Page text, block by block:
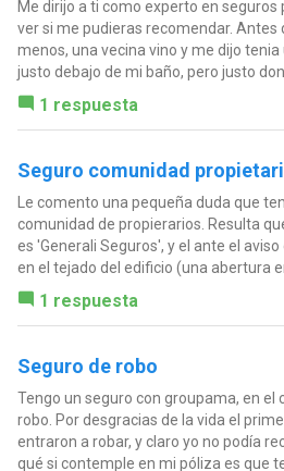
Me dirijo a ti como experto en
ver si me pudieras recomendar. Antes
menos, una vecina vino y me dijo
justo debajo de mi baño, pero justo
1 respuesta
Seguro comunidad
Le comento una pequeña duda que
comunidad de propierarios. Resulta
es 'Generali Seguros', y el ante el
en el tejado del edificio (una abertura
1 respuesta
Seguro de robo
Tengo un seguro con groupama, en el
robo. Por desgracias de la vida el
entraron a robar, y claro yo no podía
qué si contemple en mi póliza es que